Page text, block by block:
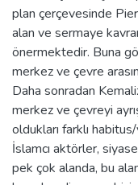
plan çerçevesinde
alan ve sermaye
önermektedir. Buna
merkez ve çevre
Daha sonradan
merkez ve çevreyi
oldukları farklı
İslamcı aktörler,
pek çok alanda, bu